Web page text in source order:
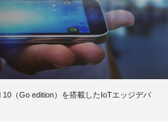
10（Go edition）を搭載したIoTエッジデバ